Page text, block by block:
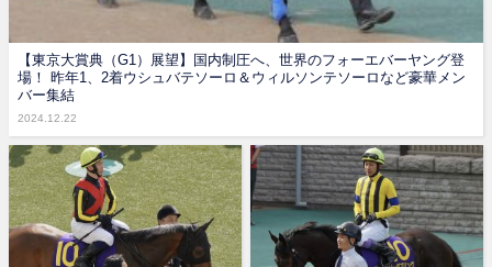
【東京大賞典（G1）展望】国内制圧へ、世界のフォーエバーヤング登
場！ 昨年1、2着ウシュバテソーロ＆ウィルソンテソーロなど豪華メン
バー集結
2024.12.22